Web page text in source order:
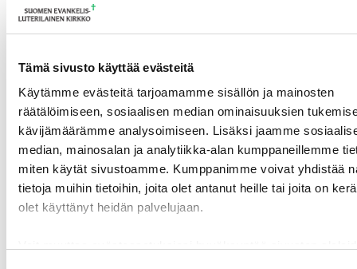
Tämä sivusto käyttää evästeitä
Käytämme evästeitä tarjoamamme sisällön ja mainosten
räätälöimiseen, sosiaalisen median ominaisuuksien
kävijämäärämme analysoimiseen. Lisäksi jaamme
median, mainosalan ja analytiikka-alan kumppaneillemme
miten käytät sivustoamme. Kumppanimme voivat yhdistää
tietoja muihin tietoihin, joita olet antanut heille tai joita on
olet käyttänyt heidän palvelujaan.
airi.raitaranta@evl.fi
Ikkunoita kristilliseen spiritualiteettiin: Matkakumppanuuden päivä
runojen, taiteen ja luonnon äärellä
Toimistoväen verkostotapaaminen 08.09.2026
Takaisin tapahtumiin